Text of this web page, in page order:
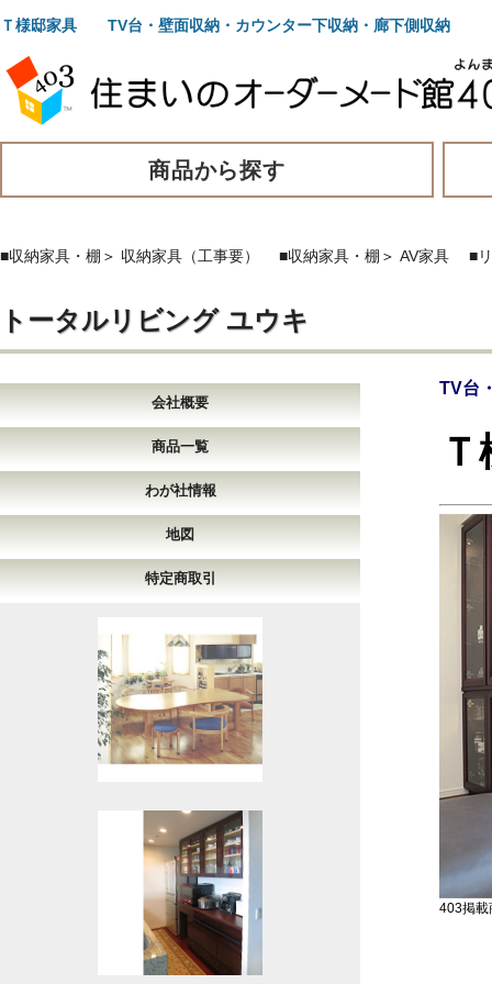
Ｔ様邸家具 TV台・壁面収納・カウンター下収納・廊下側収納
商品から探す
■収納家具・棚 ＞ 収納家具（工事要） ■収納家具・棚 ＞ AV家具 ■
トータルリビング ユウキ
会社概要
商品一覧
わが社情報
地図
特定商取引
TV台
403掲載